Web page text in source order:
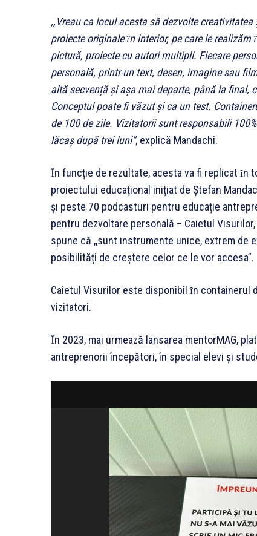
,,Vreau ca locul acesta să dezvolte
proiecte originale ȋn interior, pe care le
pictură, proiecte cu autori multipli. Fiecare
personală, printr-un text, desen, imagine sau
altă secvență și așa mai departe, până la final,
Conceptul poate fi văzut și ca un test.
de 100 de zile. Vizitatorii sunt responsabili
lăcaș după trei luni”, explică Mandachi.
Ȋn funcție de rezultate, acesta va fi replicat ȋn
proiectului educațional inițiat de Ștefan
și peste 70 podcasturi pentru educație
pentru dezvoltare personală – Caietul
spune că ,,sunt instrumente unice, extrem de
posibilități de creștere celor ce le vor accesa”.
Caietul Visurilor este disponibil ȋn containerul
vizitatori.
Ȋn 2023, mai urmează lansarea mentorMAG,
antreprenorii începători, în special elevi și